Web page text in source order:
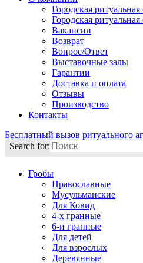
Городская
Городская
Вакансии
Возврат
Вопрос/Ответ
Выставочные залы
Гарантии
Доставка и оплата
Отзывы
Производство
Контакты
Бесплатный вызов ритуального
Search for:
Гробы
Православные
Мусульманские
Для Ковид
4-х гранные
6-и гранные
Для детей
Для взрослых
Деревянные